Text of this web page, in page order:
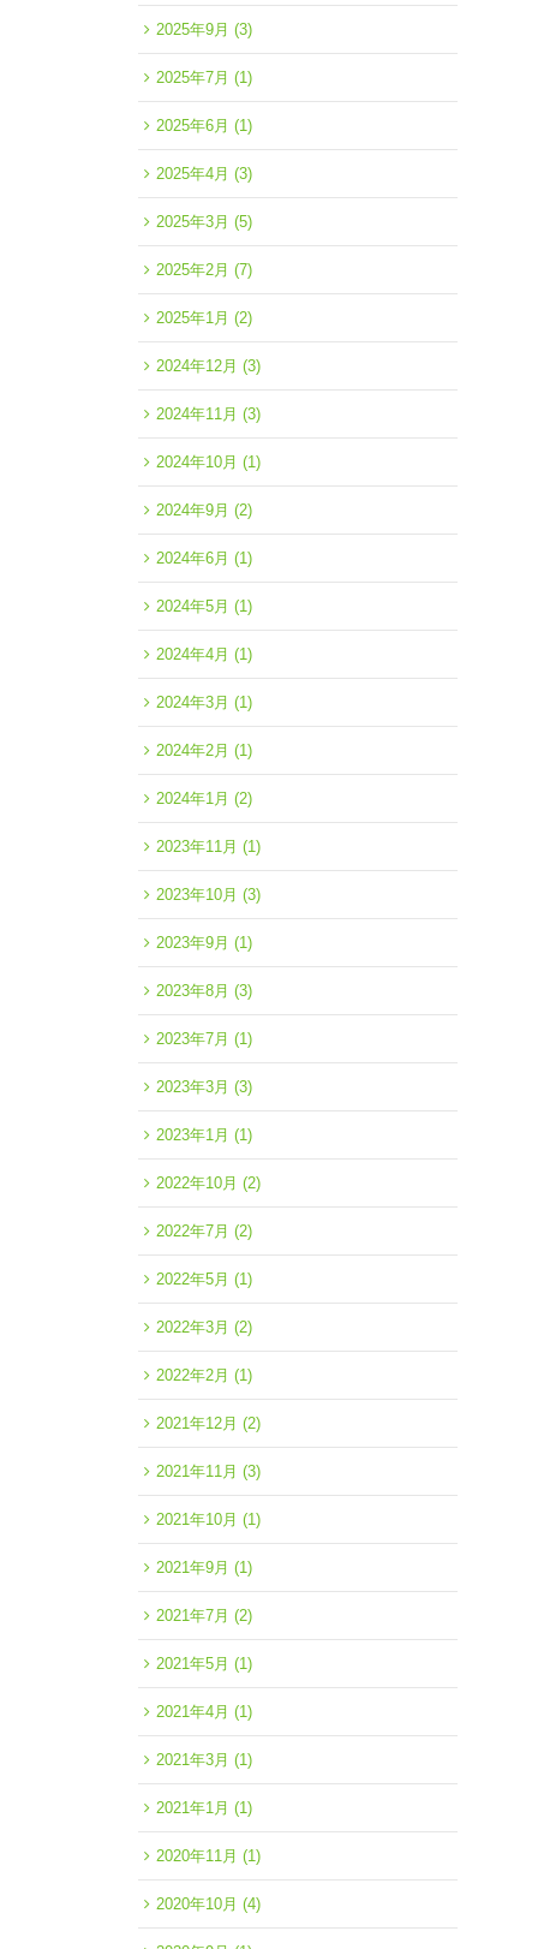
2025年9月 (3)
2025年7月 (1)
2025年6月 (1)
2025年4月 (3)
2025年3月 (5)
2025年2月 (7)
2025年1月 (2)
2024年12月 (3)
2024年11月 (3)
2024年10月 (1)
2024年9月 (2)
2024年6月 (1)
2024年5月 (1)
2024年4月 (1)
2024年3月 (1)
2024年2月 (1)
2024年1月 (2)
2023年11月 (1)
2023年10月 (3)
2023年9月 (1)
2023年8月 (3)
2023年7月 (1)
2023年3月 (3)
2023年1月 (1)
2022年10月 (2)
2022年7月 (2)
2022年5月 (1)
2022年3月 (2)
2022年2月 (1)
2021年12月 (2)
2021年11月 (3)
2021年10月 (1)
2021年9月 (1)
2021年7月 (2)
2021年5月 (1)
2021年4月 (1)
2021年3月 (1)
2021年1月 (1)
2020年11月 (1)
2020年10月 (4)